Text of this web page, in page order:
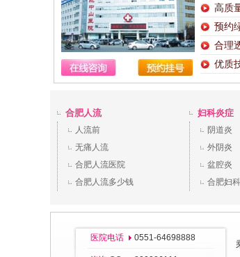
高质
预约
合理
优质
合肥人流
人流前
无痛人流
合肥人流医院
合肥人流多少钱
妇科炎症
阴道炎
外阴炎
盆腔炎
合肥妇
医院电话 0551-64698888